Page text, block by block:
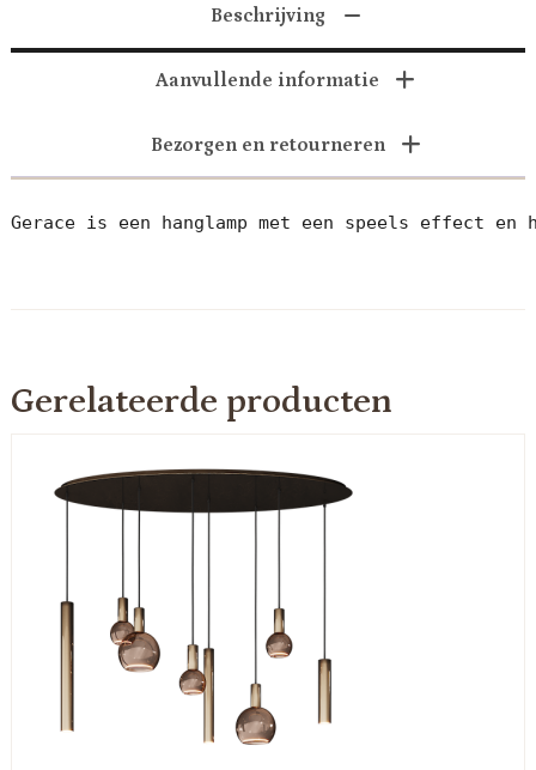
Beschrijving
Aanvullende informatie
Bezorgen en retourneren
Gerace is een hanglamp met een speels effect
Gerelateerde producten